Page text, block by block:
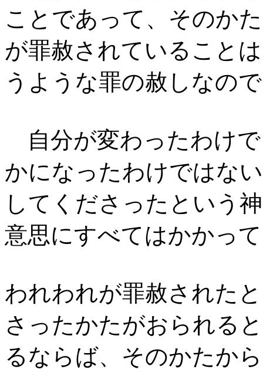
ことであって、そのか
が罪赦されていること
うような罪の赦しなの
自分が変わったわけ
かになったわけではな
してくださったという
意思にすべてはかかっ
われわれが罪赦された
さったかたがおられる
るならば、そのかたか